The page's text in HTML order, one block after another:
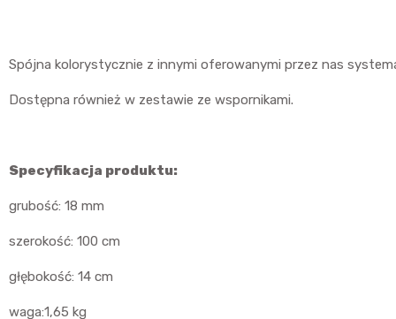
Spójna kolorystycznie z innymi oferowanymi przez nas
Dostępna również w zestawie ze wspornikami.
Specyfikacja produktu:
grubość: 18 mm
szerokość: 100 cm
głębokość: 14 cm
waga:1,65 kg